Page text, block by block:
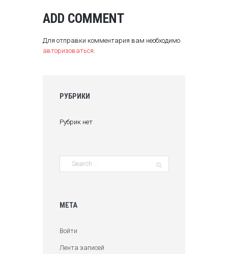
ADD COMMENT
Для отправки комментария вам необходимо
авторизоваться.
РУБРИКИ
Рубрик нет
МЕТА
Войти
Лента записей